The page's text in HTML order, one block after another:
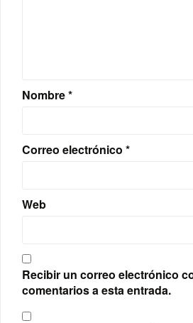
Nombre*
Correo electrónico *
Web
Recibir un correo electrónico
comentarios a esta entrada.